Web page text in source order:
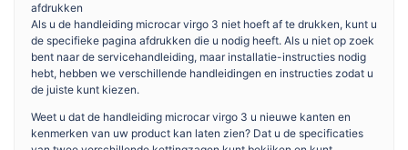
afdrukken
Als u de handleiding microcar virgo 3 niet hoeft af te drukken, kunt u
de specifieke pagina afdrukken die u nodig heeft. Als u niet op zoek
bent naar de servicehandleiding, maar installatie-instructies nodig
hebt, hebben we verschillende handleidingen en instructies zodat u
de juiste kunt kiezen.
Weet u dat de handleiding microcar virgo 3 u nieuwe kanten en
kenmerken van uw product kan laten zien? Dat u de specificaties